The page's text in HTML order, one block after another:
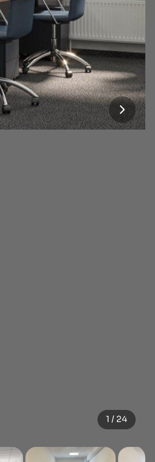
1 / 24